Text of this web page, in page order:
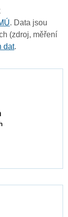
. Data jsou
(zdroj, měření
dat.